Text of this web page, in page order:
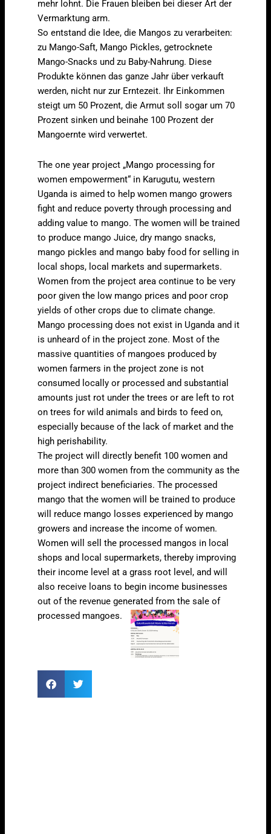
mehr lohnt. Die Frauen bleiben bei dieser Art der
Vermarktung arm.
So entstand die Idee, die Mangos zu verarbeiten:
zu Mango-Saft, Mango Pickles, getrocknete
Mango-Snacks und zu Baby-Nahrung. Diese
Produkte können das ganze Jahr über verkauft
werden, nicht nur zur Erntezeit. Ihr Einkommen
steigt um 50 Prozent, die Armut soll sogar um 70
Prozent sinken und beinahe 100 Prozent der
Mangoernte wird verwertet.
The one year project „Mango processing for
women empowerment“ in Karugutu, western
Uganda is aimed to help women mango growers
fight and reduce poverty through processing and
adding value to mango. The women will be trained
to produce mango Juice, dry mango snacks,
mango pickles and mango baby food for selling in
local shops, local markets and supermarkets.
Women from the project area continue to be very
poor given the low mango prices and poor crop
yields of other crops due to climate change.
Mango processing does not exist in Uganda and it
is unheard of in the project zone. Most of the
massive quantities of mangoes produced by
women farmers in the project zone is not
consumed locally or processed and substantial
amounts just rot under the trees or are left to rot
on trees for wild animals and birds to feed on,
especially because of the lack of market and the
high perishability.
The project will directly benefit 100 women and
more than 300 women from the community as the
project indirect beneficiaries. The processed
mango that the women will be trained to produce
will reduce mango losses experienced by mango
growers and increase the income of women.
Women will sell the processed mangos in local
shops and local supermarkets, thereby improving
their income level at a grass root level, and will
also receive loans to begin income businesses
out of the revenue generated from the sale of
processed mangoes.